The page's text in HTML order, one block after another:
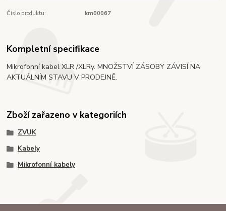
Číslo produktu: km00067
Kompletní specifikace
Mikrofonní kabel XLR /XLRy. MNOŽSTVÍ ZÁSOBY ZÁVISÍ NA
AKTUÁLNÍM STAVU V PRODEJNĚ.
Zboží zařazeno v kategoriích
ZVUK
Kabely
Mikrofonní kabely